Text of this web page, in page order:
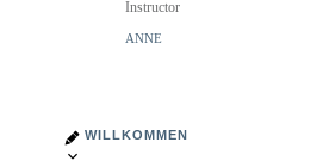
Instructor
ANNE
WILLKOMMEN